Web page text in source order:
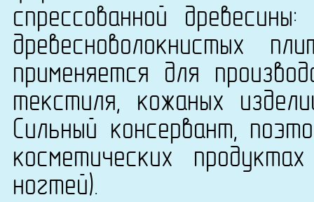
спрессованной
применяется для
текстиля, кожаных
Сильный консервант,
косметических
ногтей).